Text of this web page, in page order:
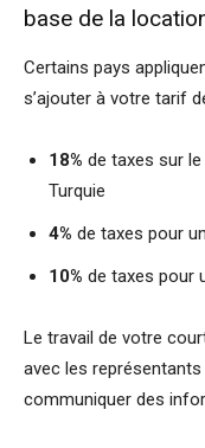
base de la
Certains pays
s’ajouter à votre tarif
18% de taxes sur
Turquie
4% de taxes pour
10% de taxes pour
Le travail de votre
avec les
communiquer des